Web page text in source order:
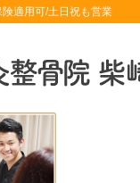
適用可/土日祝も営業